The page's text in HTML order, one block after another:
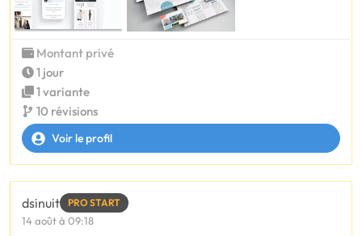
Montant privé
1 jour
1 variante
10 révisions
Voir le profil
dsinuit PRO START
14 août à 09:18